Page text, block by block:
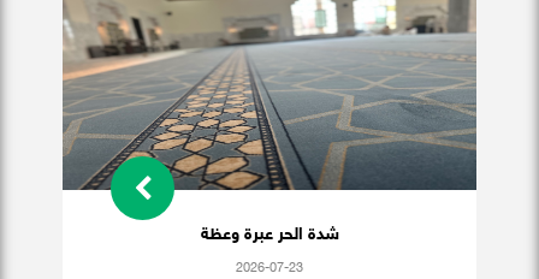
شدة الحر عبرة وعظة
2026-07-23